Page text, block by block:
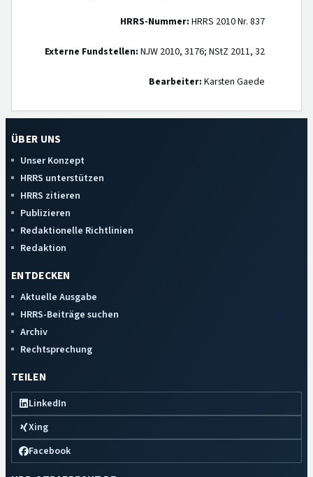
HRRS-Nummer: HRRS 2010 Nr. 837
Externe Fundstellen: NJW 2010, 3176; NStZ 2011, 32
Bearbeiter: Karsten Gaede
ÜBER UNS
Unser Konzept
HRRS unterstützen
HRRS zitieren
Publizieren
Redaktionelle Richtlinien
Redaktion
ENTDECKEN
Aktuelle Ausgabe
HRRS-Beiträge suchen
Archiv
Rechtsprechung
TEILEN
LinkedIn
Xing
Facebook